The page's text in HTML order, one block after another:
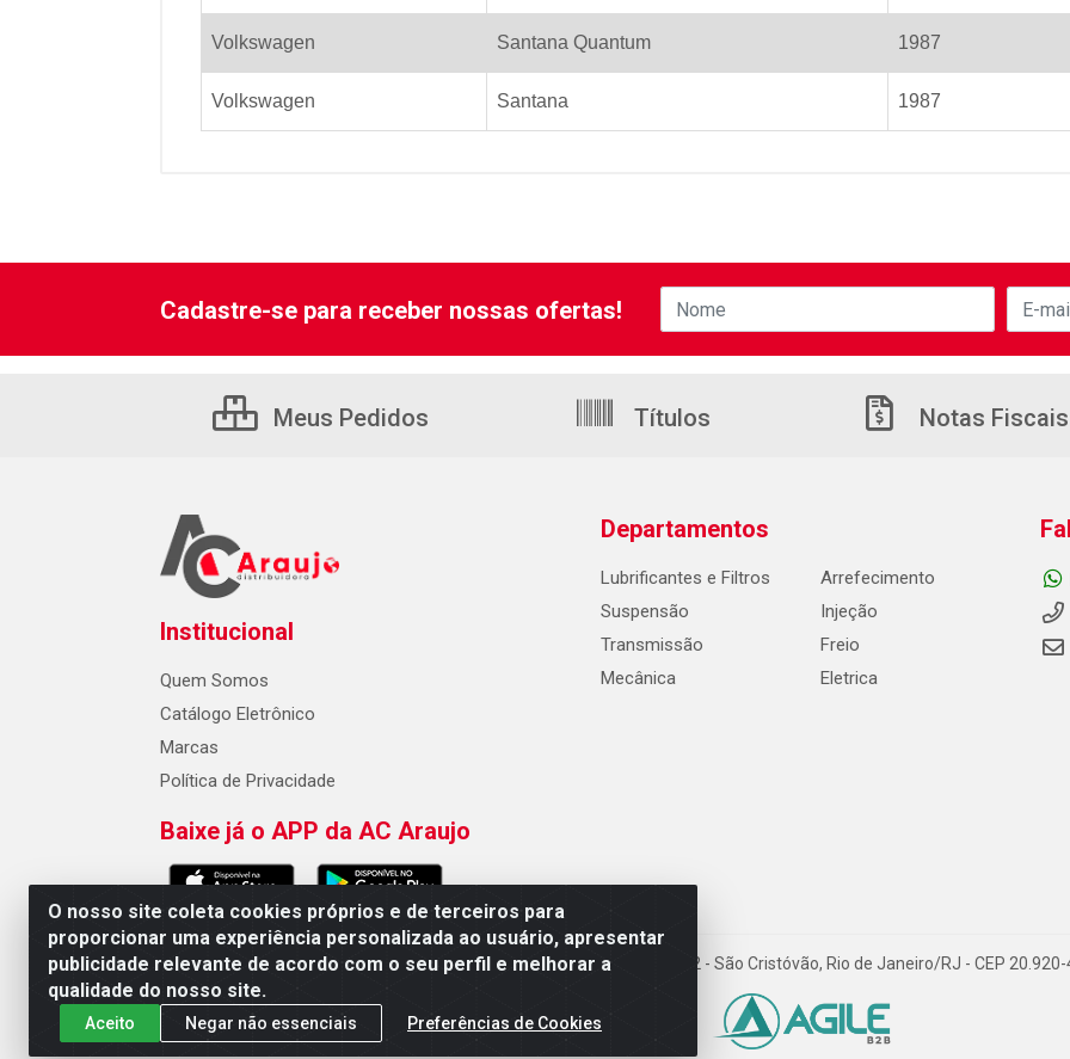
Volkswagen Santana Quantum 1987
Volkswagen Santana 1987
O nosso site coleta cookies próprios e de terceiros para
proporcionar uma experiência personalizada ao usuário, apresentar
publicidade relevante de acordo com o seu perfil e melhorar a
qualidade do nosso site.
Aceito Negar não essenciais Preferências de Cookies
Cadastre-se para receber nossas ofertas!
Meus Pedidos Títulos Notas Fiscais
Institucional
Quem Somos
Catálogo Eletrônico
Marcas
Política de Privacidade
Baixe já o APP da AC Araujo
Departamentos
Lubrificantes e Filtros
Suspensão
Transmissão
Mecânica
Arrefecimento
Injeção
Freio
Eletrica
AC Araujo Distribuidora - Rua Carneiro de Campos, 42 - São Cristóvão, Rio de Janeiro/RJ - CEP